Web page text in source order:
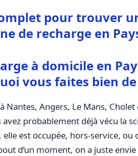
pour trouver
de recharge en
à domicile en
vous faites bien
Nantes, Angers, Le Mans,
probablement déjà vécu la
est occupée, hors-service,
d’un moment, on a juste envie